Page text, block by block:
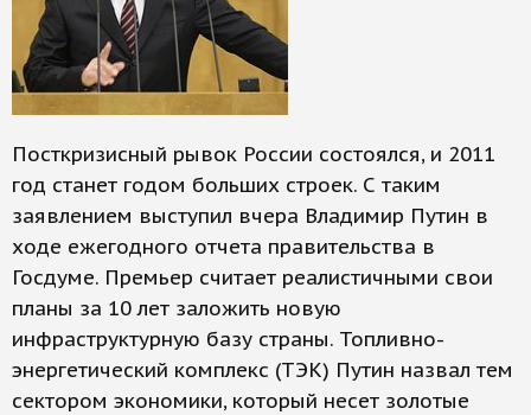
Посткризисный рывок России состоялся, и 2011
год станет годом больших строек. С таким
заявлением выступил вчера Владимир Путин в
ходе ежегодного отчета правительства в
Госдуме. Премьер считает реалистичными свои
планы за 10 лет заложить новую
инфраструктурную базу страны. Топливно-
энергетический комплекс (ТЭК) Путин назвал тем
сектором экономики, который несет золотые